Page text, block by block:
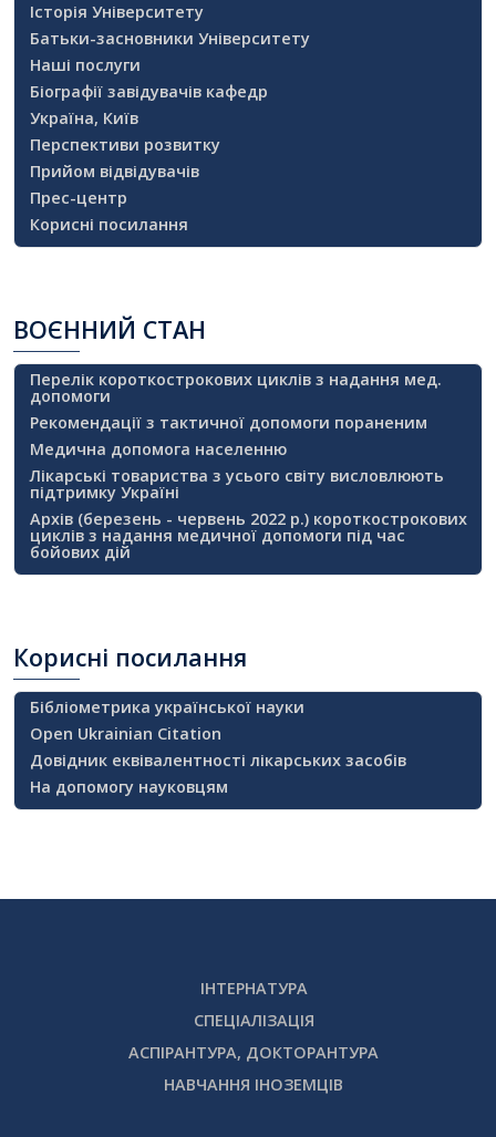
Історія Університету
Батьки-засновники Університету
Наші послуги
Біографії завідувачів кафедр
Україна, Київ
Перспективи розвитку
Прийом відвідувачів
Прес-центр
Корисні посилання
ВОЄННИЙ СТАН
Перелік короткострокових циклів з надання мед.
допомоги
Рекомендації з тактичної допомоги пораненим
Медична допомога населенню
Лікарські товариства з усього світу висловлюють
підтримку Україні
Архів (березень - червень 2022 р.) короткострокових
циклів з надання медичної допомоги під час
бойових дій
Корисні посилання
Бібліометрика української науки
Open Ukrainian Citation
Довідник еквівалентності лікарських засобів
На допомогу науковцям
ІНТЕРНАТУРА
СПЕЦІАЛІЗАЦІЯ
АСПІРАНТУРА, ДОКТОРАНТУРА
НАВЧАННЯ ІНОЗЕМЦІВ